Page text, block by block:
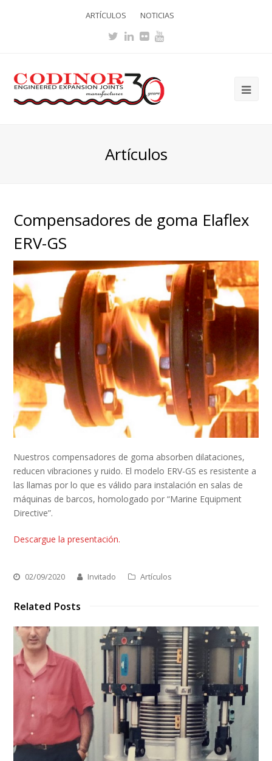
ARTÍCULOS NOTICIAS
Twitter
LinkedIn
FlickrYoutube
Artículos
Compensadores de goma Elaflex
ERV-GS
Nuestros compensadores de goma absorben dilataciones,
reducen vibraciones y ruido. El modelo ERV-GS es resistente a
las llamas por lo que es válido para instalación en salas de
máquinas de barcos, homologado por “Marine Equipment
Directive”.
Descargue la presentación.
02/09/2020 Invitado Artículos
Related Posts